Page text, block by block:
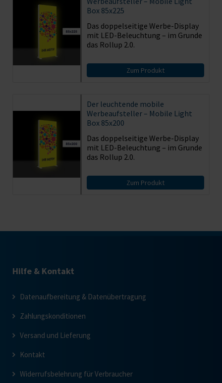
Box 85x225
Das doppelseitige Werbe-Display
mit LED-Beleuchtung – im Grunde
das Rollup 2.0.
Zum Produkt
Der leuchtende mobile
Werbeaufsteller – Mobile Light
Box 85x200
Das doppelseitige Werbe-Display
mit LED-Beleuchtung – im Grunde
das Rollup 2.0.
Zum Produkt
Hilfe & Kontakt
Datenaufbereitung & Datenübertragung
Zahlungskonditionen
Versand und Lieferung
Kontakt
Widerrufsbelehrung für Verbraucher